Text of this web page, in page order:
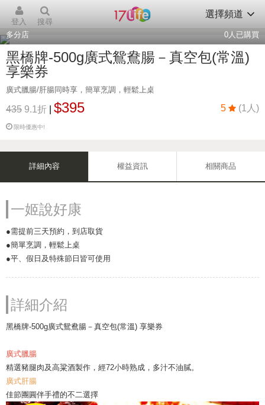
登入 搜尋
選擇頻道
多分店 0人已購買
黑橋牌-500g廣式鴛鴦腸－真空包(常溫)
享樂券
廣式臘腸/肝腸同時享，簡單烹調，輕鬆上桌
435 9.1折 $395 5 (1人)
限時優惠中!
詳細內容 權益資訊 相關商品
一姬說好康
●需提前三天預約，到店取貨
●簡單烹調，輕鬆上桌
●平、假日及特殊節日皆可使用
詳細介紹
黑橋牌-500g廣式鴛鴦腸－真空包(常溫) 享樂券
廣式臘腸
精選豬腿肉及高粱酒製作，經72小時熟成，多汁不油膩。
廣式肝腸
佳節團圓伴手禮的不二選擇